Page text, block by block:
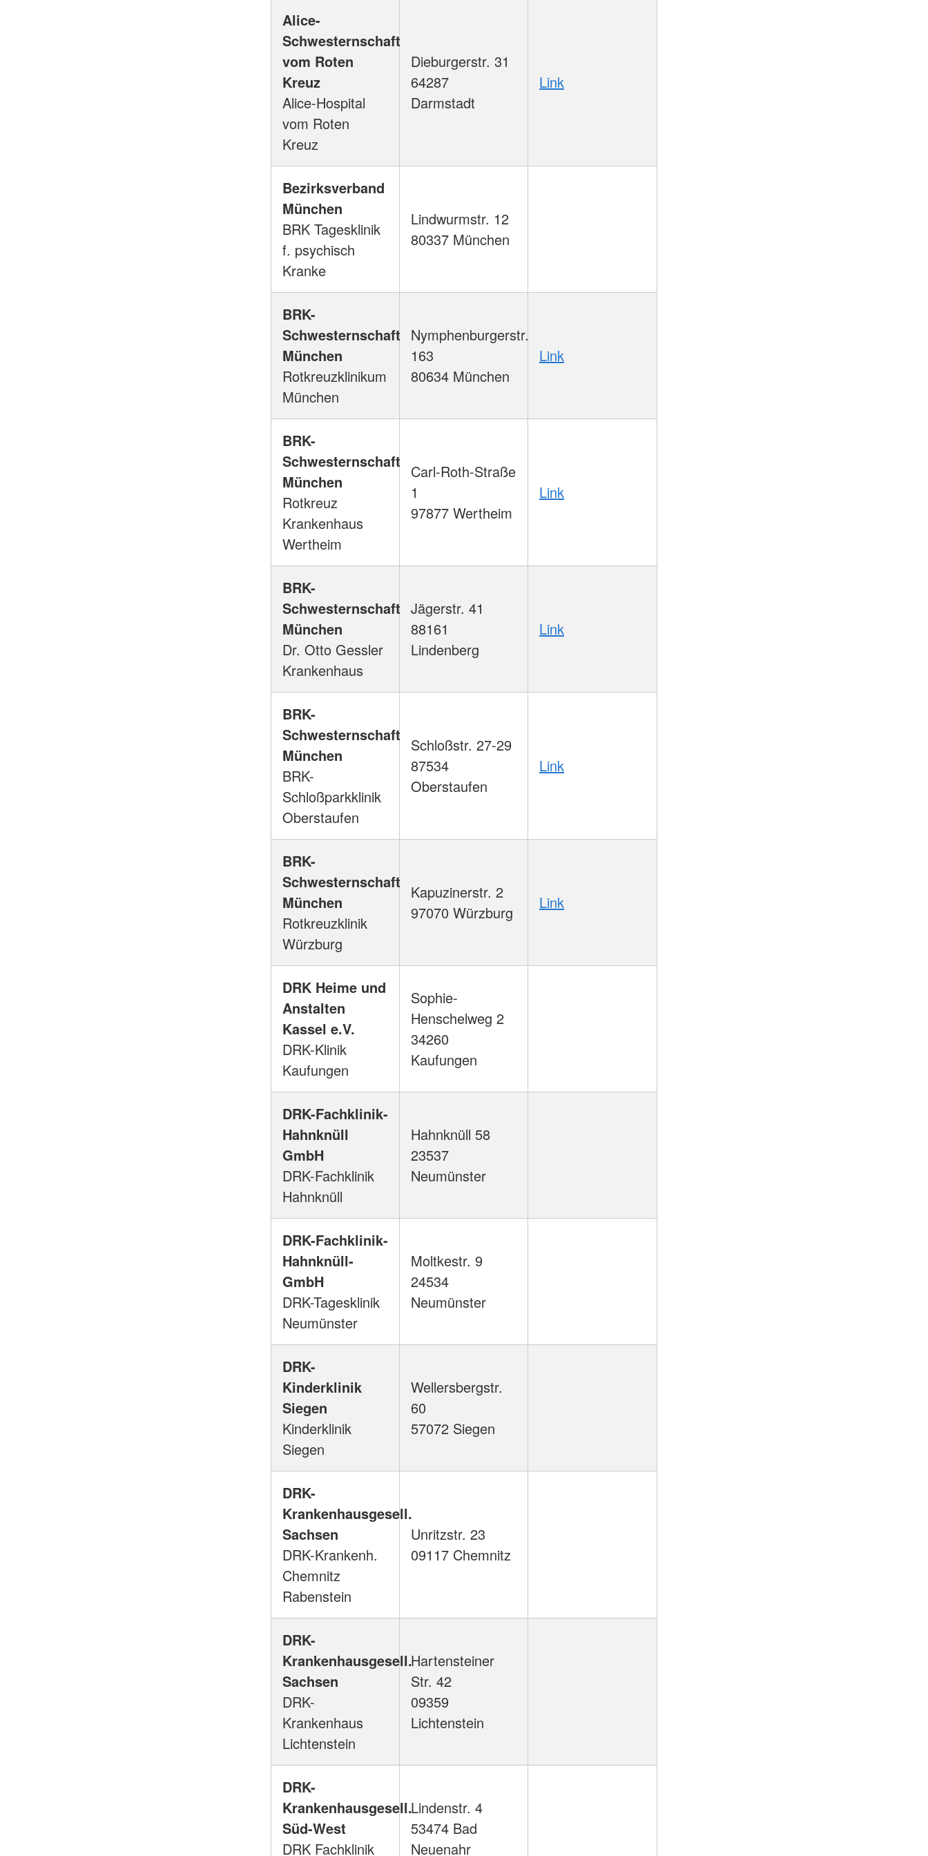
Alice-
Schwesternschaft
vom Roten
Kreuz
Alice-Hospital
vom Roten
Kreuz
Dieburgerstr. 31
64287
Darmstadt
Link
Bezirksverband
München
BRK Tagesklinik
f. psychisch
Kranke
Lindwurmstr. 12
80337 München
BRK-
Schwesternschaft
München
Rotkreuzklinikum
München
Nymphenburgerstr.
163
80634 München
Link
BRK-
Schwesternschaft
München
Rotkreuz
Krankenhaus
Wertheim
Carl-Roth-Straße
1
97877 Wertheim
Link
BRK-
Schwesternschaft
München
Dr. Otto Gessler
Krankenhaus
Jägerstr. 41
88161
Lindenberg
Link
BRK-
Schwesternschaft
München
BRK-
Schloßparkklinik
Oberstaufen
Schloßstr. 27-29
87534
Oberstaufen
Link
BRK-
Schwesternschaft
München
Rotkreuzklinik
Würzburg
Kapuzinerstr. 2
97070 Würzburg
Link
DRK Heime und
Anstalten
Kassel e.V.
DRK-Klinik
Kaufungen
Sophie-
Henschelweg 2
34260
Kaufungen
DRK-Fachklinik-
Hahnknüll
GmbH
DRK-Fachklinik
Hahnknüll
Hahnknüll 58
23537
Neumünster
DRK-Fachklinik-
Hahnknüll-
GmbH
DRK-Tagesklinik
Neumünster
Moltkestr. 9
24534
Neumünster
DRK-
Kinderklinik
Siegen
Kinderklinik
Siegen
Wellersbergstr.
60
57072 Siegen
DRK-
Krankenhausgesell.
Sachsen
DRK-Krankenh.
Chemnitz
Rabenstein
Unritzstr. 23
09117 Chemnitz
DRK-
Krankenhausgesell.
Sachsen
DRK-
Krankenhaus
Lichtenstein
Hartensteiner
Str. 42
09359
Lichtenstein
DRK-
Krankenhausgesell.
Süd-West
DRK Fachklinik
Lindenstr. 4
53474 Bad
Neuenahr